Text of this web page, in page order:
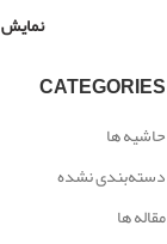
نمایش
CATEGORIES
حاشیه ها
دسته‌بندی نشده
مقاله ها